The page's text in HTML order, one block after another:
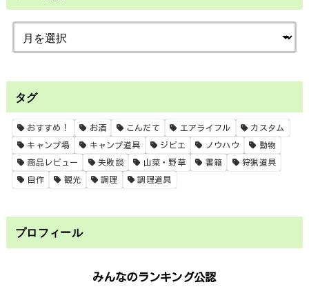
タグ
おすすめ！ お酒 こんだて エアライフル カスタム
キャンプ場 キャンプ道具 ジビエ ノウハウ 動物
商品レビュー 失敗談 山菜・野草 書籍 狩猟道具
自作 観光 調理 調理道具
プロフィール
みんなのランキング公認